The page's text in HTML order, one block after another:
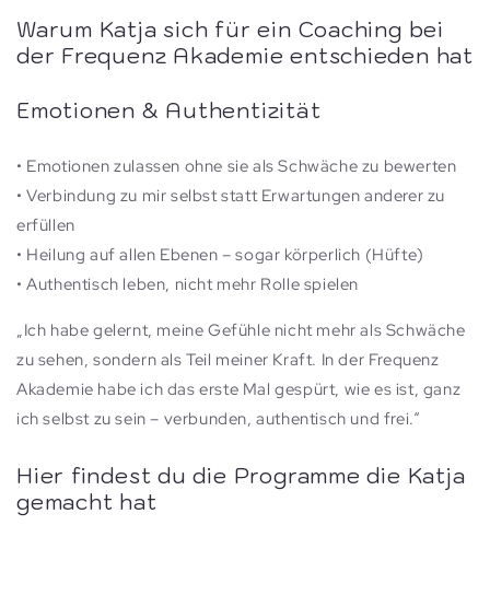
Warum Katja sich für ein Coaching bei
der Frequenz Akademie entschieden hat
Emotionen & Authentizität
• Emotionen zulassen ohne sie als Schwäche zu bewerten
• Verbindung zu mir selbst statt Erwartungen anderer zu
erfüllen
• Heilung auf allen Ebenen – sogar körperlich (Hüfte)
• Authentisch leben, nicht mehr Rolle spielen
„Ich habe gelernt, meine Gefühle nicht mehr als Schwäche
zu sehen, sondern als Teil meiner Kraft. In der Frequenz
Akademie habe ich das erste Mal gespürt, wie es ist, ganz
ich selbst zu sein – verbunden, authentisch und frei.“
Hier findest du die Programme die Katja
gemacht hat